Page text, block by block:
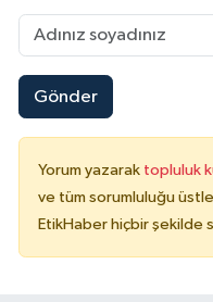
Gönder
Yorum yazarak topluluk
ve tüm sorumluluğu
EtikHaber hiçbir şekilde